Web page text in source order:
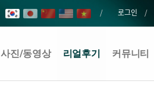
로그인
사진/동영상 리얼후기 커뮤니티